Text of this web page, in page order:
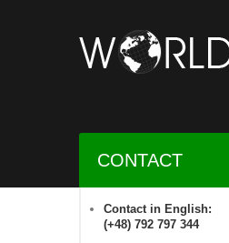
CONTACT
Contact in English:
(+48) 792 797 344